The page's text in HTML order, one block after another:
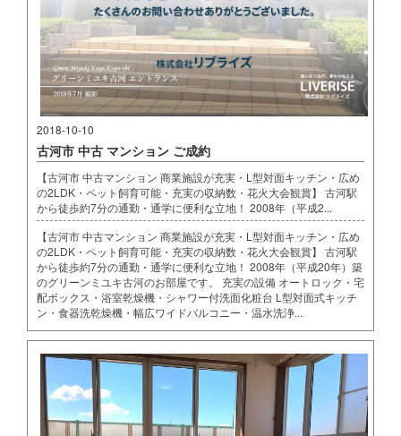
2018-10-10
古河市 中古 マンション ご成約
【古河市 中古マンション 商業施設が充実・L型対面キッチン・広め
の2LDK・ペット飼育可能・充実の収納数・花火大会観賞】 古河駅
から徒歩約7分の通勤・通学に便利な立地！ 2008年（平成2...
【古河市 中古マンション 商業施設が充実・L型対面キッチン・広め
の2LDK・ペット飼育可能・充実の収納数・花火大会観賞】 古河駅
から徒歩約7分の通勤・通学に便利な立地！ 2008年（平成20年）築
のグリーンミユキ古河のお部屋です。 充実の設備 オートロック・宅
配ボックス・浴室乾燥機・シャワー付洗面化粧台 L型対面式キッチ
ン・食器洗乾燥機・幅広ワイドバルコニー・温水洗浄...